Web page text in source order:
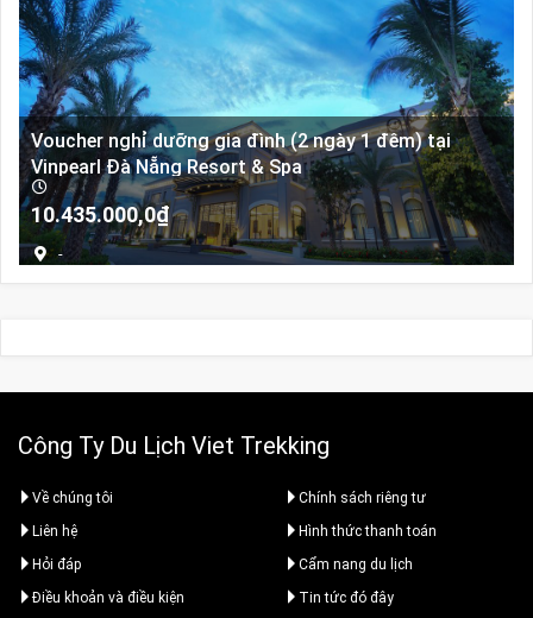
Voucher nghỉ dưỡng gia đình (2 ngày 1 đêm) tại
Vinpearl Đà Nẵng Resort & Spa
10.435.000,0₫
-
Công Ty Du Lịch Viet Trekking
Về chúng tôi
Chính sách riêng tư
Liên hệ
Hình thức thanh toán
Hỏi đáp
Cẩm nang du lịch
Điều khoản và điều kiện
Tin tức đó đây